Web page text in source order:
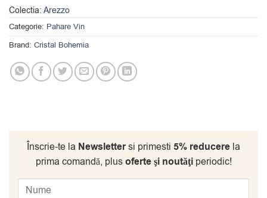
Colectia: Arezzo
Categorie: Pahare Vin
Brand: Cristal Bohemia
Înscrie-te la Newslettersi primesti 5% reducere la
prima comandă, plusoferte şi noutăţiperiodic!